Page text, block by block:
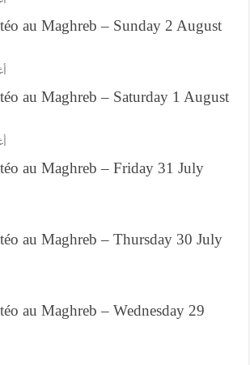
au Maghreb – Sunday 2 August
2
au Maghreb – Saturday 1 August
1
au Maghreb – Friday 31 July
au Maghreb – Thursday 30 July
au Maghreb – Wednesday 29